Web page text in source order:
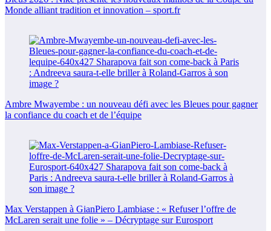
Monde alliant tradition et innovation – sport.fr
Ambre Mwayembe : un nouveau défi avec les Bleues pour gagner
la confiance du coach et de l’équipe
Max Verstappen à GianPiero Lambiase : « Refuser l’offre de
McLaren serait une folie » – Décryptage sur Eurosport